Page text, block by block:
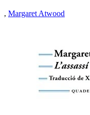
, Margaret Atwood